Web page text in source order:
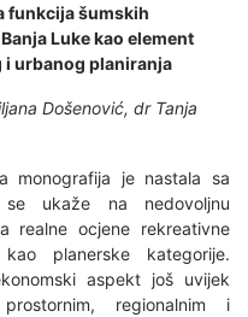
funkcija šumskih
Luke kao element
urbanog planiranja
Došenović, dr Tanja
monografija je nastala sa
ukaže na nedovoljnu
realne ocjene rekreativne
planerske kategorije.
aspekt još uvijek
regionalnim i